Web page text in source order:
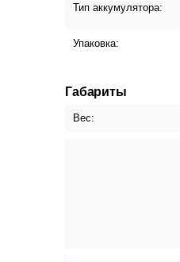
Тип аккумулятора:
Упаковка:
Габариты
Вес: